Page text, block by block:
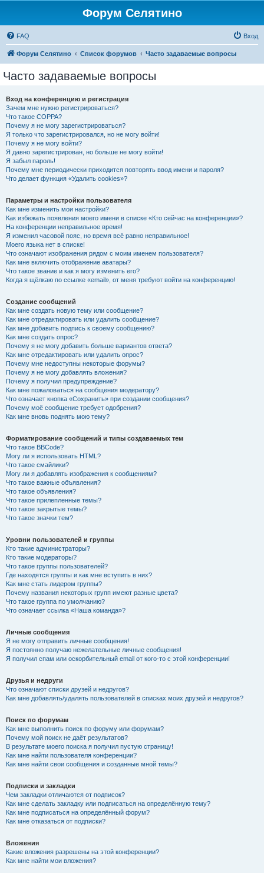
Форум Селятино
FAQ Вход
Форум Селятино Список форумов Часто задаваемые вопросы
Часто задаваемые вопросы
Вход на конференцию и регистрация
Зачем мне нужно регистрироваться?
Что такое COPPA?
Почему я не могу зарегистрироваться?
Я только что зарегистрировался, но не могу войти!
Почему я не могу войти?
Я давно зарегистрирован, но больше не могу войти!
Я забыл пароль!
Почему мне периодически приходится повторять ввод имени и пароля?
Что делает функция «Удалить cookies»?
Параметры и настройки пользователя
Как мне изменить мои настройки?
Как избежать появления моего имени в списке «Кто сейчас на конференции»?
На конференции неправильное время!
Я изменил часовой пояс, но время всё равно неправильное!
Моего языка нет в списке!
Что означают изображения рядом с моим именем пользователя?
Как мне включить отображение аватары?
Что такое звание и как я могу изменить его?
Когда я щёлкаю по ссылке «email», от меня требуют войти на конференцию!
Создание сообщений
Как мне создать новую тему или сообщение?
Как мне отредактировать или удалить сообщение?
Как мне добавить подпись к своему сообщению?
Как мне создать опрос?
Почему я не могу добавить больше вариантов ответа?
Как мне отредактировать или удалить опрос?
Почему мне недоступны некоторые форумы?
Почему я не могу добавлять вложения?
Почему я получил предупреждение?
Как мне пожаловаться на сообщения модератору?
Что означает кнопка «Сохранить» при создании сообщения?
Почему моё сообщение требует одобрения?
Как мне вновь поднять мою тему?
Форматирование сообщений и типы создаваемых тем
Что такое BBCode?
Могу ли я использовать HTML?
Что такое смайлики?
Могу ли я добавлять изображения к сообщениям?
Что такое важные объявления?
Что такое объявления?
Что такое прилепленные темы?
Что такое закрытые темы?
Что такое значки тем?
Уровни пользователей и группы
Кто такие администраторы?
Кто такие модераторы?
Что такое группы пользователей?
Где находятся группы и как мне вступить в них?
Как мне стать лидером группы?
Почему названия некоторых групп имеют разные цвета?
Что такое группа по умолчанию?
Что означает ссылка «Наша команда»?
Личные сообщения
Я не могу отправить личные сообщения!
Я постоянно получаю нежелательные личные сообщения!
Я получил спам или оскорбительный email от кого-то с этой конференции!
Друзья и недруги
Что означают списки друзей и недругов?
Как мне добавлять/удалять пользователей в списках моих друзей и недругов?
Поиск по форумам
Как мне выполнить поиск по форуму или форумам?
Почему мой поиск не даёт результатов?
В результате моего поиска я получил пустую страницу!
Как мне найти пользователя конференции?
Как мне найти свои сообщения и созданные мной темы?
Подписки и закладки
Чем закладки отличаются от подписок?
Как мне сделать закладку или подписаться на определённую тему?
Как мне подписаться на определённый форум?
Как мне отказаться от подписки?
Вложения
Какие вложения разрешены на этой конференции?
Как мне найти мои вложения?